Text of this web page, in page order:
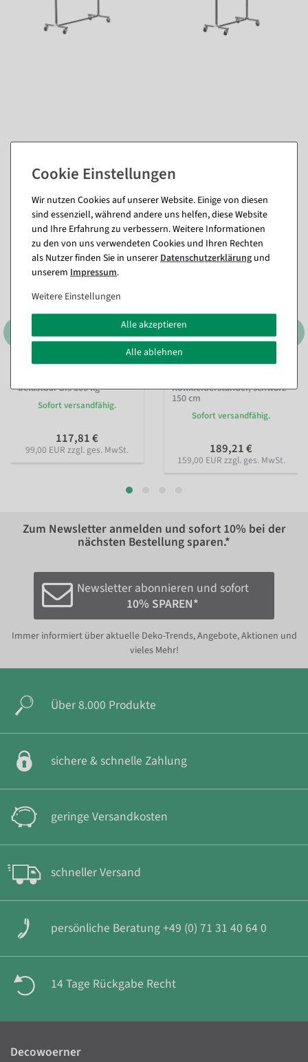
Passende Artikel zu diesem Produkt
(8)
belastbar bis 100 kg
Sofort versandfähig.
117,81 €
99,00 EUR zzgl. ges. MwSt.
Rollkleiderständer, schwarz
150 cm
Sofort versandfähig.
189,21 €
159,00 EUR zzgl. ges. MwSt.
Zum Newsletter anmelden und sofort 10% bei der
nächsten Bestellung sparen.*
Newsletter abonnieren und sofort
10% SPAREN*
Immer informiert über aktuelle Deko-Trends, Angebote, Aktionen und
vieles Mehr!
Über 8.000 Produkte
sichere & schnelle Zahlung
geringe Versandkosten
schneller Versand
persönliche Beratung +49 (0) 71 31 40 64 0
14 Tage Rückgabe Recht
Wir nutzen Cookies auf unserer Website. Einige von diesen
sind essenziell, während andere uns helfen, diese Website
und Ihre Erfahrung zu verbessern. Weitere Informationen
zu den von uns verwendeten Cookies und Ihren Rechten
als Nutzer finden Sie in unsererDaten­schutz­erklärung und
unserem Impressum.
Weitere Einstellungen
Alle akzeptieren
Alle ablehnen
Decowoerner